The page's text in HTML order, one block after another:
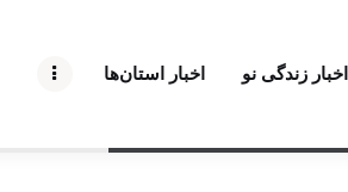
اخبار زندگی نو اخبار استان‌ها